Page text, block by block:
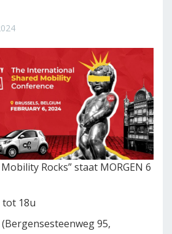
Rocks” staat MORGEN 6
tot 18u
95,